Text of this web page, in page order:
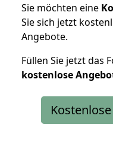
Sie möchten eine
Sie sich jetzt
Angebote.
Füllen Sie jetzt das
kostenlose